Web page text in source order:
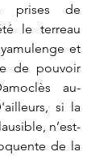
prises de
le terreau
et
de pouvoir
au-
si la
n’est-
de la